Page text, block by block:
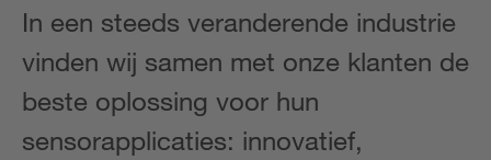
In een steeds veranderende industrie
vinden wij samen met onze klanten de
beste oplossing voor hun
sensorapplicaties: innovatief,